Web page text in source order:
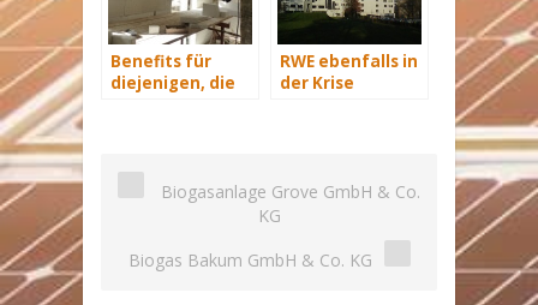
Benefits für
diejenigen, die
RWE ebenfalls in
der Krise
Biogasanlage Grove GmbH & Co.
KG
Biogas Bakum GmbH & Co. KG